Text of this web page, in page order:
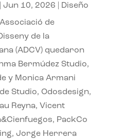
Jun 10, 2026 Diseño
de
de la
(ADCV) quedaron
Bermúdez Studio,
y Monica Armani
Studio, Odosdesign,
Reyna, Vicent
PackCo
Jorge Herrera